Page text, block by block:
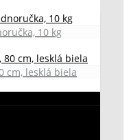
10 kg
cm, lesklá biela